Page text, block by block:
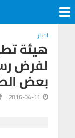
اخبار
هيئة
لفرض
بعض
2016-04-11